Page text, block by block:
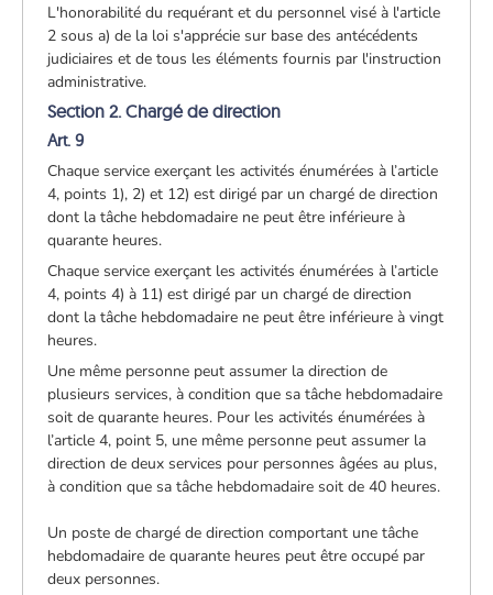
L'honorabilité du requérant et du personnel visé à l'article
2 sous a) de la loi s'apprécie sur base des antécédents
judiciaires et de tous les éléments fournis par l'instruction
administrative.
Section 2. Chargé de direction
Art. 9
Chaque service exerçant les activités énumérées à l’article
4, points 1), 2) et 12) est dirigé par un chargé de direction
dont la tâche hebdomadaire ne peut être inférieure à
quarante heures.
Chaque service exerçant les activités énumérées à l’article
4, points 4) à 11) est dirigé par un chargé de direction
dont la tâche hebdomadaire ne peut être inférieure à vingt
heures.
Une même personne peut assumer la direction de
plusieurs services, à condition que sa tâche hebdomadaire
soit de quarante heures. Pour les activités énumérées à
l’article 4, point 5, une même personne peut assumer la
direction de deux services pour personnes âgées au plus,
à condition que sa tâche hebdomadaire soit de 40 heures.
Un poste de chargé de direction comportant une tâche
hebdomadaire de quarante heures peut être occupé par
deux personnes.